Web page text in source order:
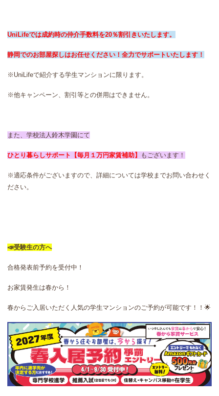
UniLifeでは成約時の仲介手数料を20％割引きいたします。
静岡でのお部屋探しはお任せください！全力でサポートいたします！
※UniLifeで紹介する学生マンションに限ります。
※他キャンペーン、割引等との併用はできません。
また、学校法人鈴木学園にて
ひとり暮らしサポート【毎月１万円家賃補助】 もございます！
※適応条件がございますので、詳細については学校までお問い合わせく
ださい。
📣受験生の方へ
合格発表前予約を受付中！
お家賃発生は春から！
春からご入居いただく人気の学生マンションのご予約が可能です！！🌟